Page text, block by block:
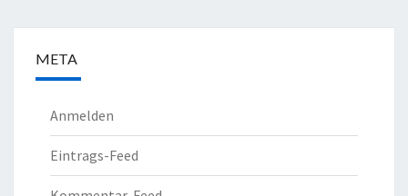
META
Anmelden
Eintrags-Feed